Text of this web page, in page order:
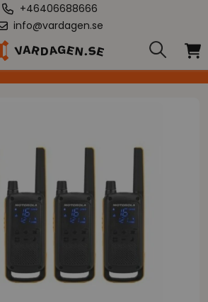
+46406688666
info@vardagen.se